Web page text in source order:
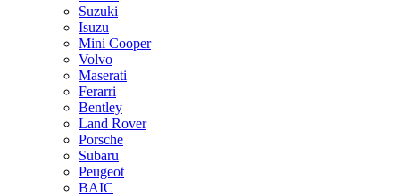
Suzuki
Isuzu
Mini Cooper
Volvo
Maserati
Ferarri
Bentley
Land Rover
Porsche
Subaru
Peugeot
BAIC